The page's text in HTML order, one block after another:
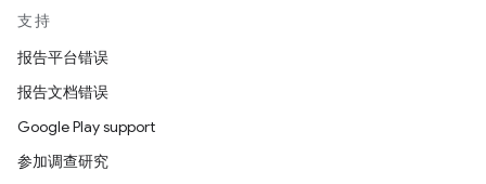
支持
报告平台错误
报告文档错误
Google Play support
参加调查研究